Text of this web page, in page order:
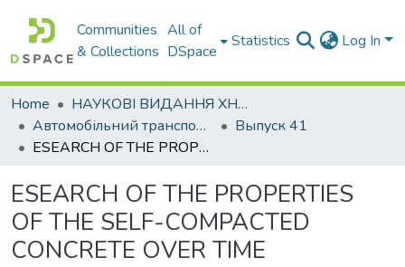
Communities
& Collections
All of
DSpace
Statistics Log In
Home
НАУКОВІ ВИДАННЯ ХНАДУ
Автомобільний транспорт / Автомобильный транспорт
Выпуск 41
ESEARCH OF THE PROPERTIES OF THE SELF-COMPACTED CONCRETE OVER TIME
ESEARCH OF THE PROPERTIES
OF THE SELF-COMPACTED
CONCRETE OVER TIME